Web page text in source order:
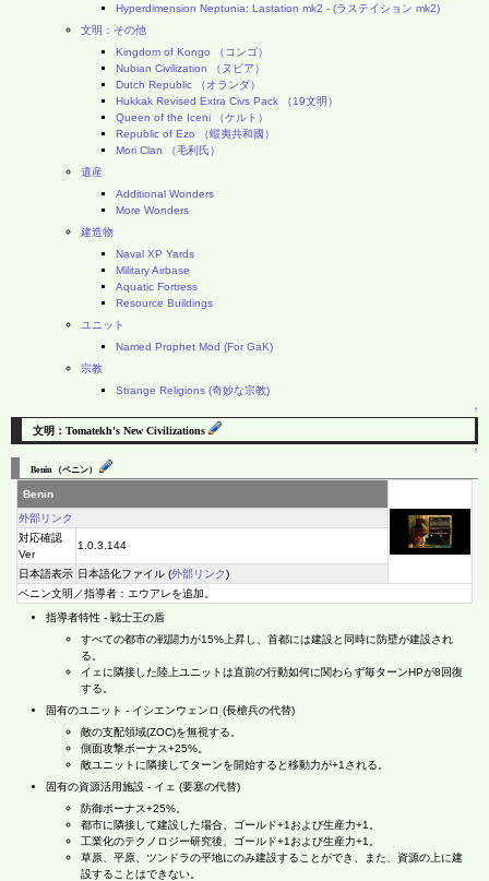
Hyperdimension Neptunia: Lastation mk2 - (ラステイション mk2)
文明：その他
Kingdom of Kongo （コンゴ）
Nubian Civilization （ヌビア）
Dutch Republic （オランダ）
Hukkak Revised Extra Civs Pack （19文明）
Queen of the Iceni （ケルト）
Republic of Ezo （蝦夷共和國）
Mori Clan （毛利氏）
遺産
Additional Wonders
More Wonders
建造物
Naval XP Yards
Military Airbase
Aquatic Fortress
Resource Buildings
ユニット
Named Prophet Mod (For GaK)
宗教
Strange Religions (奇妙な宗教)
↑
文明：Tomatekh's New Civilizations
↑
Benin （ベニン）
Benin
外部リンク
対応確認
Ver
1.0.3.144
日本語表示 日本語化ファイル (外部リンク)
ベニン文明／指導者：エウアレを追加。
指導者特性 - 戦士王の盾
すべての都市の戦闘力が15%上昇し、首都には建設と同時に防壁が建設され
る。
イェに隣接した陸上ユニットは直前の行動如何に関わらず毎ターンHPが8回復
する。
固有のユニット - イシエンウェンロ (長槍兵の代替)
敵の支配領域(ZOC)を無視する。
側面攻撃ボーナス+25%。
敵ユニットに隣接してターンを開始すると移動力が+1される。
固有の資源活用施設 - イェ (要塞の代替)
防御ボーナス+25%。
都市に隣接して建設した場合、ゴールド+1および生産力+1。
工業化のテクノロジー研究後、ゴールド+1および生産力+1。
草原、平原、ツンドラの平地にのみ建設することができ、また、資源の上に建
設することはできない。